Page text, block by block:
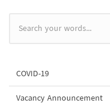
Search form
COVID-19
Vacancy Announcement